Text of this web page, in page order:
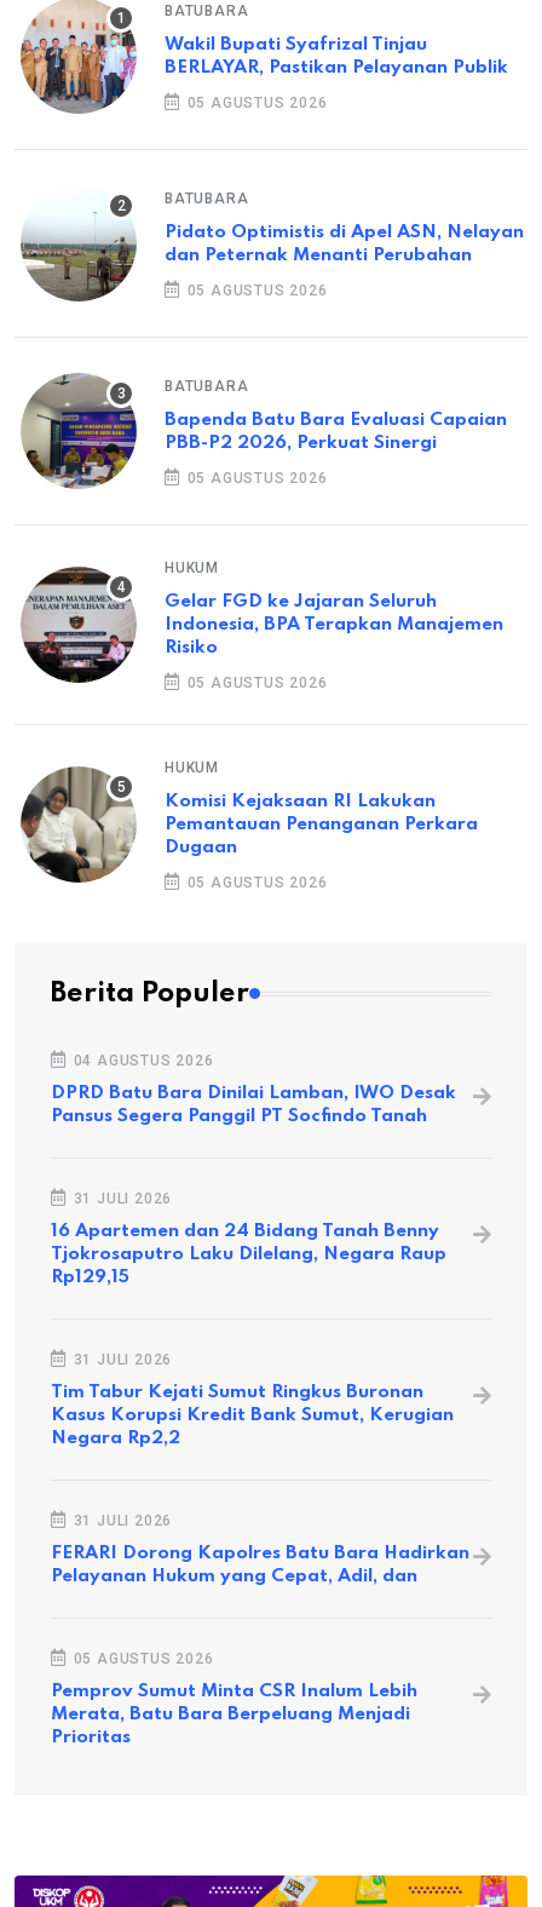
BATUBARA
Wakil Bupati Syafrizal Tinjau
BERLAYAR, Pastikan Pelayanan Publik
05 AGUSTUS 2026
BATUBARA
Pidato Optimistis di Apel ASN, Nelayan
dan Peternak Menanti Perubahan
05 AGUSTUS 2026
BATUBARA
Bapenda Batu Bara Evaluasi Capaian
PBB-P2 2026, Perkuat Sinergi
05 AGUSTUS 2026
HUKUM
Gelar FGD ke Jajaran Seluruh
Indonesia, BPA Terapkan Manajemen
Risiko
05 AGUSTUS 2026
HUKUM
Komisi Kejaksaan RI Lakukan
Pemantauan Penanganan Perkara
Dugaan
05 AGUSTUS 2026
Berita Populer
04 AGUSTUS 2026
DPRD Batu Bara Dinilai Lamban, IWO Desak
Pansus Segera Panggil PT Socfindo Tanah
31 JULI 2026
16 Apartemen dan 24 Bidang Tanah Benny
Tjokrosaputro Laku Dilelang, Negara Raup
Rp129,15
31 JULI 2026
Tim Tabur Kejati Sumut Ringkus Buronan
Kasus Korupsi Kredit Bank Sumut, Kerugian
Negara Rp2,2
31 JULI 2026
FERARI Dorong Kapolres Batu Bara Hadirkan
Pelayanan Hukum yang Cepat, Adil, dan
05 AGUSTUS 2026
Pemprov Sumut Minta CSR Inalum Lebih
Merata, Batu Bara Berpeluang Menjadi
Prioritas